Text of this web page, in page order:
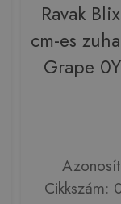
Ravak
cm-es
Grape
Cikkszám: